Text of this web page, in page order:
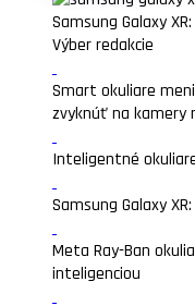
Samsung Galaxy
Výber redakcie
Smart okuliare
zvyknúť na kamery
Inteligentné
Samsung Galaxy
Meta Ray-Ban
inteligenciou